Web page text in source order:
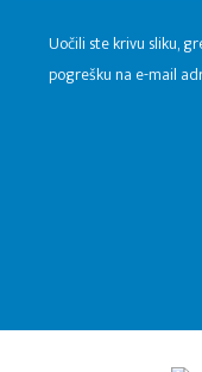
Uočili ste krivu sliku,
pogrešku na e-mail